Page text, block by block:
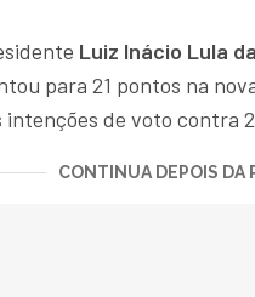
Luiz Inácio Lula
para 21 pontos na
intenções de voto contra
CONTINUA DEPOIS DA